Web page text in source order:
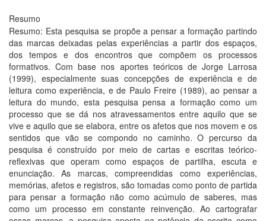
Resumo
Resumo: Esta pesquisa se propõe a pensar a formação partindo
das marcas deixadas pelas experiências a partir dos espaços,
dos tempos e dos encontros que compõem os processos
formativos. Com base nos aportes teóricos de Jorge Larrosa
(1999), especialmente suas concepções de experiência e de
leitura como experiência, e de Paulo Freire (1989), ao pensar a
leitura do mundo, esta pesquisa pensa a formação como um
processo que se dá nos atravessamentos entre aquilo que se
vive e aquilo que se elabora, entre os afetos que nos movem e os
sentidos que vão se compondo no caminho. O percurso da
pesquisa é construído por meio de cartas e escritas teórico-
reflexivas que operam como espaços de partilha, escuta e
enunciação. As marcas, compreendidas como experiências,
memórias, afetos e registros, são tomadas como ponto de partida
para pensar a formação não como acúmulo de saberes, mas
como um processo em constante reinvenção. Ao cartografar